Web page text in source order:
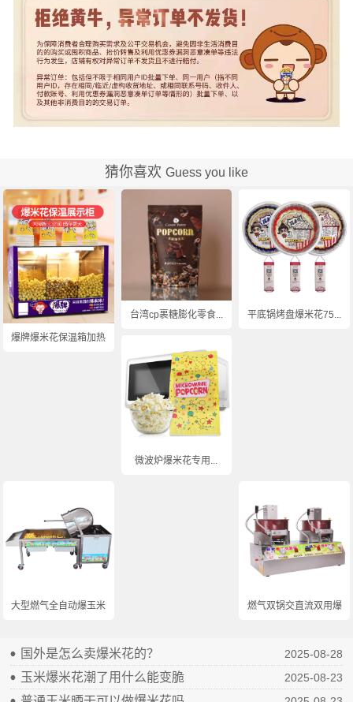
猜你喜欢 Guess you like
爆牌爆米花保温箱加热...
台湾cp裹糖膨化零食... 平底锅烤盘爆米花75...
微波炉爆米花专用...
大型燃气全自动爆玉米... 燃气双锅交直流双用爆...
国外是怎么卖爆米花的？ 2025-08-28
玉米爆米花潮了用什么能变脆 2025-08-23